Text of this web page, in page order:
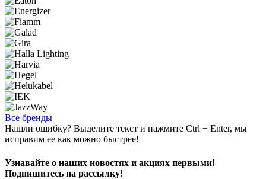
Все бренды
Нашли ошибку? Выделите текст и нажмите Ctrl + Enter, мы
исправим ее как можно быстрее!
Узнавайте о наших новостях и акциях первыми!
Подпишитесь на рассылку!